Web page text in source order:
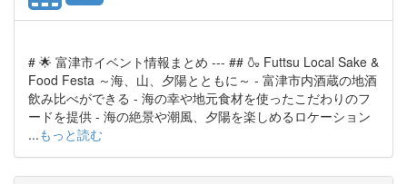
# 🌟 富津市イベント情報まとめ --- ## 🍶 Futtsu Local Sake &
Food Festa ～海、山、夕陽とともに～ - 富津市内酒蔵の地酒
飲み比べができる - 海の幸や地元食材を使ったこだわりのフ
ードを提供 - 海の絶景や潮風、夕陽を楽しめるロケーション
...もっと読む